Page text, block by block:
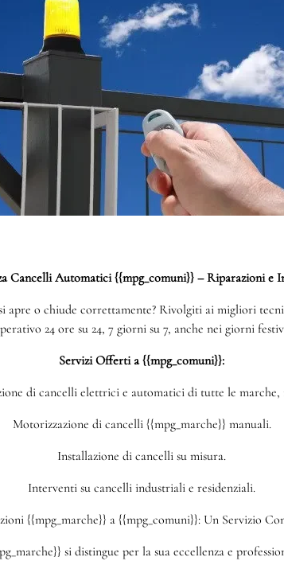
Cancelli Automatici {{mpg_comuni}} – Riparazioni e
o chiude correttamente? Rivolgiti ai migliori
24 ore su 24, 7 giorni su 7, anche nei giorni
Servizi Offerti a {{mpg_comuni}}:
di cancelli elettrici e automatici di tutte le marche,
Motorizzazione di cancelli {{mpg_marche}} manuali.
Installazione di cancelli su misura.
Interventi su cancelli industriali e residenziali.
{{mpg_marche}} a {{mpg_comuni}}: Un Servizio
si distingue per la sua eccellenza e